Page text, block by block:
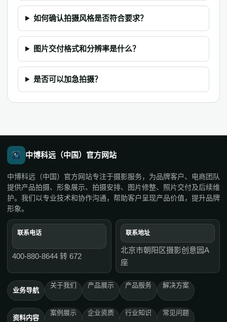
如何确认拍摄风格是否符合要求？
图片交付格式和分辨率是什么？
是否可以加急拍摄？
中博科远（中国）官方网站
中博科远（中国）官方网站专注于摄影服务，为品牌客户、电商团队
提供产品拍摄、形象展示、拍摄安排、图片修整、照片交付及后续维
护。我们以专业技术和协作沟通，帮助客户呈现产品价值，提升品牌
形象。
联系电话
400-880-8644 转 672
联系地址
北京市朝阳区摄影创意园A
座
业务导航
关于我们 产品展示 产品服务 解决方案
资料内容
案例展示 企业资质 行业知识 常见问题